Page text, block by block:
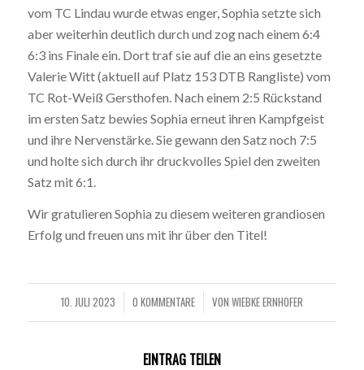
vom TC Lindau wurde etwas enger, Sophia setzte sich
aber weiterhin deutlich durch und zog nach einem 6:4
6:3 ins Finale ein. Dort traf sie auf die an eins gesetzte
Valerie Witt (aktuell auf Platz 153 DTB Rangliste) vom
TC Rot-Weiß Gersthofen. Nach einem 2:5 Rückstand
im ersten Satz bewies Sophia erneut ihren Kampfgeist
und ihre Nervenstärke. Sie gewann den Satz noch 7:5
und holte sich durch ihr druckvolles Spiel den zweiten
Satz mit 6:1.
Wir gratulieren Sophia zu diesem weiteren grandiosen
Erfolg und freuen uns mit ihr über den Titel!
10. JULI 2023 0 KOMMENTARE
/ VON WIEBKE ERNHOFER
EINTRAG TEILEN